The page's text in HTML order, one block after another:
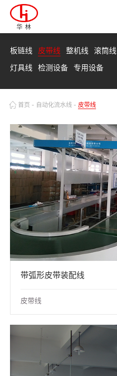
华林
板链线 皮带线 整机线 滚筒线
灯具线 检测设备 专用设备
首页 - 自动化流水线 - 皮带线
带弧形皮带装配线
皮带线